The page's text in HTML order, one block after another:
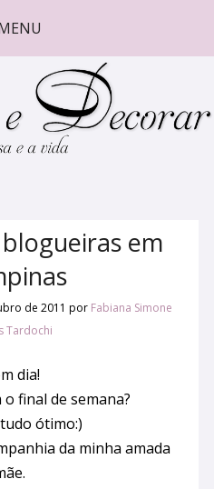
em
de 2011 por Fabiana Simone
Tardochi
dia!
final de semana?
ótimo:)
da minha amada